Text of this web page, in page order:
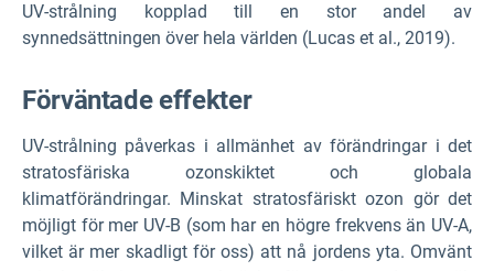
UV-strålning kopplad till en stor andel av
synnedsättningen över hela världen (Lucas et al., 2019).
Förväntade effekter
UV-strålning påverkas i allmänhet av förändringar i det
stratosfäriska ozonskiktet och globala
klimatförändringar. Minskat stratosfäriskt ozon gör det
möjligt för mer UV-B (som har en högre frekvens än UV-A,
vilket är mer skadligt för oss) att nå jordens yta. Omvänt